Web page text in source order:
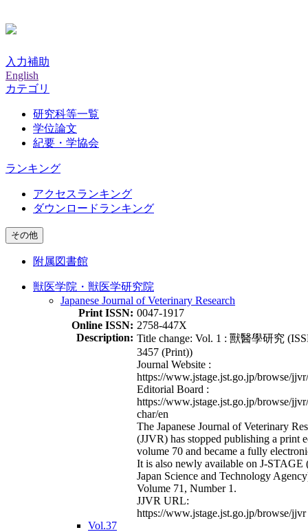
入力補助
English
カテゴリ
研究科等一覧
学位論文
紀要・学協会
ランキング
アクセスランキング
ダウンロードランキング
その他
附属図書館
獣医学院・獣医学研究院
Japanese Journal of Veterinary Research
Print ISSN: 0047-1917
Online ISSN: 2758-447X
Description: Title change: Vol. 1 : 獸醫學研究
3457 (Print))
Journal Website :
https://www.jstage.jst.go.jp/browse/
Editorial Board :
https://www.jstage.jst.go.jp/browse/
char/en
The Japanese Journal of Veterinary
(JJVR) has stopped publishing a print
volume 70 and became a fully
It is also newly available on J-STAGE
Japan Science and Technology
Volume 71, Number 1.
JJVR URL:
https://www.jstage.jst.go.jp/browse/jjvr
Vol.37